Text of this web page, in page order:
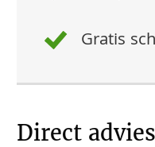
Gratis
Direct